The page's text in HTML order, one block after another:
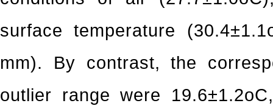
surface temperature
mm). By contrast, the
outlier range were